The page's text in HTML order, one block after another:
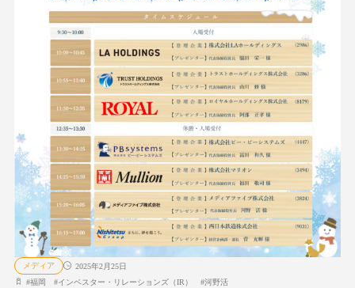
メディア
2025年2月25日
#福岡 #インベスター・リレーションズ（IR） #河野活